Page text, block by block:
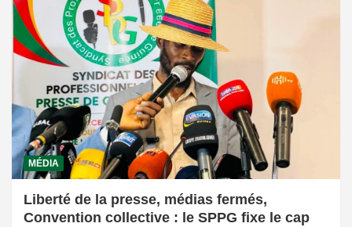
MÉDIA
Liberté de la presse, médias fermés,
Convention collective : le SPPG fixe le cap